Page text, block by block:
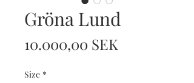
Gröna Lund
10.000,00 SEK
Size *